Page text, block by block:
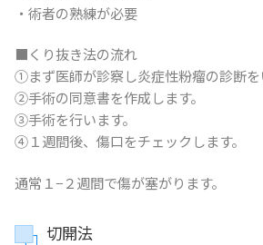
・術者の熟練が必要
■くり抜き法の流れ
①まず医師が診察し炎症性粉瘤の診断を
②手術の同意書を作成します。
③手術を行います。
④１週間後、傷口をチェックします。
通常１−２週間で傷が塞がります。
切開法